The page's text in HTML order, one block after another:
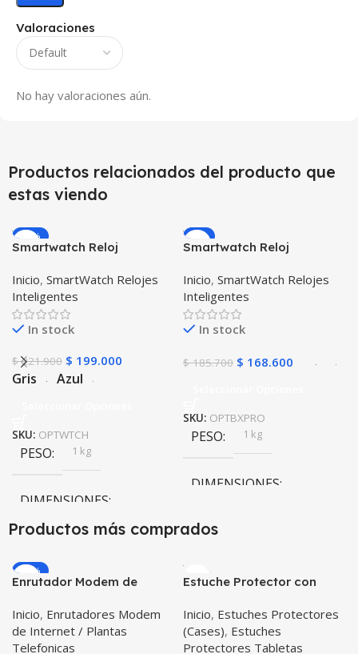
Valoraciones
No hay valoraciones aún.
Productos relacionados del producto que
estas viendo
-10%
Smartwatch Reloj
WATCH™ (KW37 PRO) Mide
Temperatura Presión
Arterial y Ritmo Cardíaco
Inicio, SmartWatch Relojes
Inteligentes
In stock
$221.900 $ 199.000
Gris Azul
SKU: OPTWTCH
PESO 1 kg
DIMENSIONES
COLOR
Gris,Negro , Azul ,Rosa
-9%
Smartwatch Reloj
BAND X PRO™
(Smartwatch p70)
Compatible Android IOS
Inicio, SmartWatch Relojes
Inteligentes
In stock
$185.700 $ 168.600
SKU: OPTBXPRO
PESO 1 kg
DIMENSIONES
10 × 10 × 10 cm
Productos más comprados
-20%
Enrutador Modem de
Libre Todo Operador 4G
LTE SIMCARD
Inicio, Enrutadores Modem
de Internet / Plantas
Telefonicas
Estuche Protector con
Tablet Samsung Galaxy
Tab A8 10.5 2021 – 2022
SM-x200 SM-x205 Anti
Inicio, Estuches Protectores
(Cases), Estuches
Protectores Tabletas